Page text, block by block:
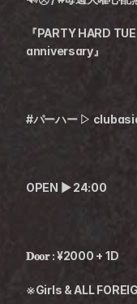
『PARTY HARD
anniversary』
#パーハー ▷
OPEN ▶︎ 24:00
𝐃𝐨𝐨𝐫 : ¥2000 + 1D
※Girls & ALL